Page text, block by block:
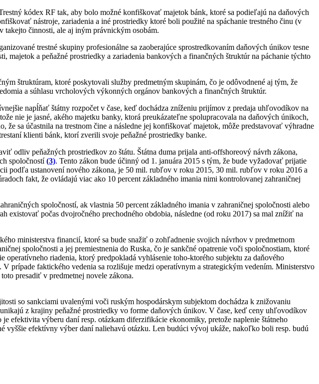
kódex RF tak, aby bolo možné konfiškovať majetok bánk, ktoré sa podieľajú na daňových
nástroje, zariadenia a iné prostriedky ktoré boli použité na spáchanie trestného činu (v
takejto činnosti, ale aj iným právnickým osobám.
trestné skupiny profesionálne sa zaoberajúce sprostredkovaním daňových únikov tesne
a peňažné prostriedky a zariadenia bankových a finančných štruktúr na páchanie týchto
štruktúram, ktoré poskytovali služby predmetným skupinám, čo je odôvodnené aj tým, že
a súhlasu vrcholových výkonných orgánov bankových a finančných štruktúr.
napĺňať štátny rozpočet v čase, keď dochádza zníženiu prijímov z predaja uhľovodíkov na
nie je jasné, akého majetku banky, ktorá preukázateľne spolupracovala na daňových únikoch,
sa účastnila na trestnom čine a následne jej konfiškovať majetok, môže predstavovať výhradne
klienti bánk, ktorí zverili svoje peňažné prostriedky banke.
odliv peňažných prostriedkov zo štátu. Štátna duma prijala anti-offshoreový návrh zákona,
spoločností(3). Tento zákon bude účinný od 1. januára 2015 s tým, že bude vyžadovať prijatie
podľa ustanovení nového zákona, je 50 mil. rubľov v roku 2015, 30 mil. rubľov v roku 2016 a
fakt, že ovládajú viac ako 10 percent základného imania nimi kontrolovanej zahraničnej
spoločností, ak vlastnia 50 percent základného imania v zahraničnej spoločnosti alebo
existovať počas dvojročného prechodného obdobia, následne (od roku 2017) sa mal znížiť na
ministerstva financií, ktoré sa bude snažiť o zohľadnenie svojich návrhov v predmetnom
spoločnosti a jej premiestnenia do Ruska, čo je sankčné opatrenie voči spoločnostiam, ktoré
riadenia, ktorý predpokladá vyhlásenie toho-ktorého subjektu za daňového
prípade faktického vedenia sa rozlišuje medzi operatívnym a strategickým vedením. Ministerstvo
presadiť v predmetnej novele zákona.
so sankciami uvalenými voči ruským hospodárskym subjektom dochádza k znižovaniu
z krajiny peňažné prostriedky vo forme daňových únikov. V čase, keď ceny uhľovodíkov
efektivita výberu daní resp. otázkam diferzifikácie ekonomiky, pretože naplenie štátneho
vyššie efektívny výber daní naliehavú otázku. Len budúci vývoj ukáže, nakoľko boli resp. budú